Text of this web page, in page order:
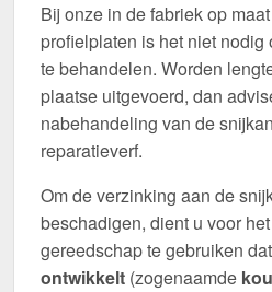
Bij onze in de fabriek op
profielplaten is het niet nodig
te behandelen. Worden
plaatse uitgevoerd, dan
nabehandeling van de
reparatieverf.
Om de verzinking aan de
beschadigen, dient u voor
gereedschap te gebruiken dat
ontwikkelt (zogenaamde